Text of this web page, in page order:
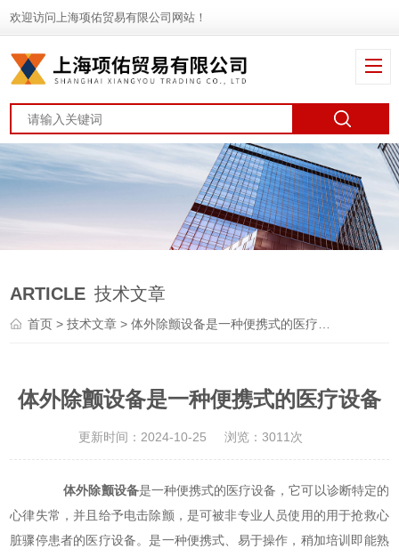
欢迎访问上海项佑贸易有限公司网站！
ARTICLE 技术文章
首页 >技术文章 > 体外除颤设备是一种便携式的医疗设备
体外除颤设备是一种便携式的医疗设备
更新时间：2024-10-25 浏览：3011次
体外除颤设备是一种便携式的医疗设备，它可以诊断特定的
心律失常，并且给予电击除颤，是可被非专业人员使用的用于抢救心
脏骤停患者的医疗设备。是一种便携式、易于操作，稍加培训即能熟